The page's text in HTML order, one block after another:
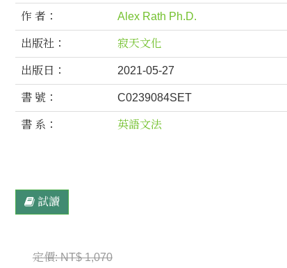
作 者： Alex Rath Ph.D.
出版社： 寂天文化
出版日： 2021-05-27
書 號： C0239084SET
書 系： 英語文法
試讀
定價:NT$ 1,070